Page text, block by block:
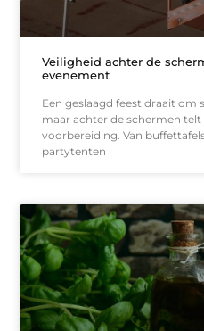
Veiligheid achter de
evenement
Een geslaagd feest draait om
maar achter de schermen
voorbereiding. Van
partytenten